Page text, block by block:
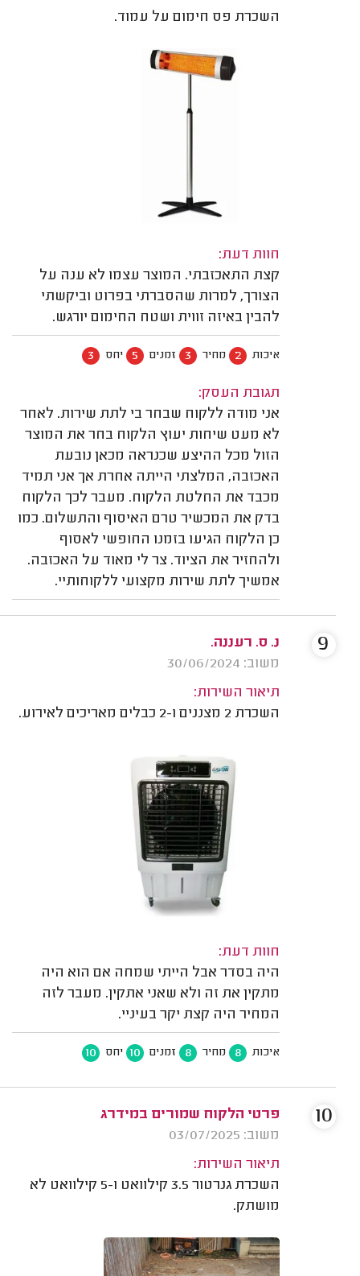
השכרת פס חימום על עמוד.
חוות דעת:
קצת התאכזבתי. המוצר עצמו לא ענה על
הצורך, למרות שהסברתי בפרוט וביקשתי
להבין באיזה זווית ושטח החימום יורגש.
איכות 2 מחיר 3 זמנים 5 יחס 3
תגובת העסק:
אני מודה ללקוח שבחר בי לתת שירות. לאחר
לא מעט שיחות יעוץ הלקוח בחר את המוצר
הזול מכל ההיצע שכנראה מכאן נובעת
האכזבה, המלצתי הייתה אחרת אך אני תמיד
מכבד את החלטת הלקוח. מעבר לכך הלקוח
בדק את המכשיר טרם האיסוף והתשלום. כמו
כן הלקוח הגיעו בזמנו החופשי לאסוף
ולהחזיר את הציוד. צר לי מאוד על האכזבה.
אמשיך לתת שירות מקצועי ללקוחותיי.
נ. ס. רעננה.
משוב: 30/06/2024
תיאור השירות:
השכרת 2 מצננים ו-2 כבלים מאריכים לאירוע.
חוות דעת:
היה בסדר אבל הייתי שמחה אם הוא היה
מתקין את זה ולא שאני אתקין. מעבר לזה
המחיר היה קצת יקר בעיניי.
איכות 8 מחיר 8 זמנים 10 יחס 10
9
פרטי הלקוח שמורים במידרג
משוב: 03/07/2025
תיאור השירות:
השכרת גנרטור 3.5 קילוואט ו-5 קילוואט לא
מושתק.
10